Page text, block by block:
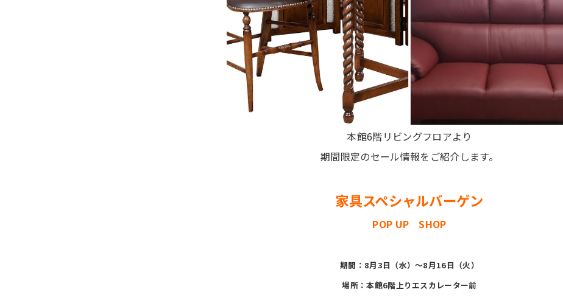
本館6階リビングフロアより
期間限定のセール情報をご紹介します。
家具スペシャルバーゲン
POP UP SHOP
期間：8月3日（水）〜8月16日（火）
場所：本館6階上りエスカレーター前